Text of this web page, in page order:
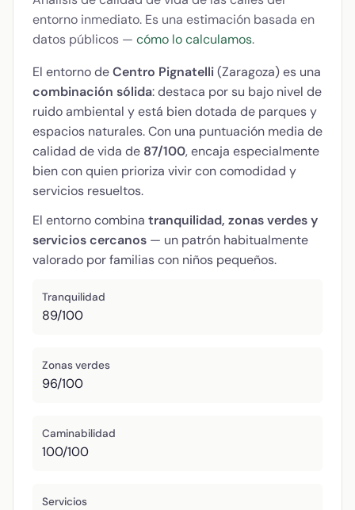
entorno inmediato. Es una estimación basada en
datos públicos — cómo lo calculamos.
El entorno deCentro Pignatelli(Zaragoza) es una
combinación sólida: destaca por su bajo nivel de
ruido ambiental y está bien dotada de parques y
espacios naturales. Con una puntuación media de
calidad de vida de 87/100, encaja especialmente
bien con quien prioriza vivir con comodidad y
servicios resueltos.
El entorno combina tranquilidad, zonas verdes y
servicios cercanos — un patrón habitualmente
valorado por familias con niños pequeños.
Tranquilidad
89/100
Zonas verdes
96/100
Caminabilidad
100/100
Servicios